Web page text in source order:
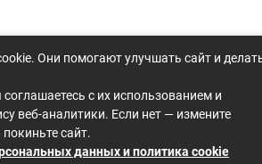
Они помогают улучшать сайт и
с их использованием и
веб-аналитики. Если нет — измените
сайт.
данных и политика cookie